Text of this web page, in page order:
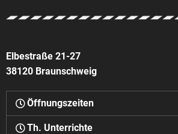
Elbestraße 21-27
38120 Braunschweig
Öffnungszeiten
Th. Unterrichte